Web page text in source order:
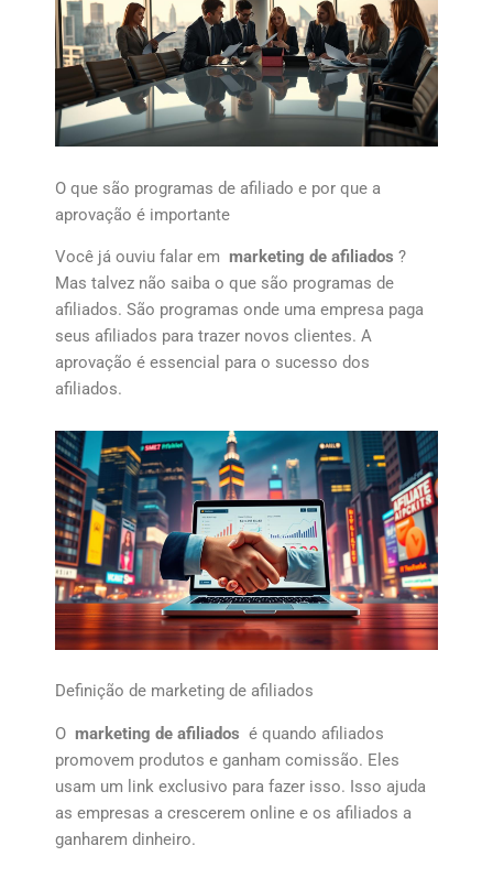
O que são programas de afiliado e por que a
aprovação é importante
Você já ouviu falar em marketing de afiliados ?
Mas talvez não saiba o que são programas de
afiliados. São programas onde uma empresa paga
seus afiliados para trazer novos clientes. A
aprovação é essencial para o sucesso dos
afiliados.
Definição de marketing de afiliados
O marketing de afiliados é quando afiliados
promovem produtos e ganham comissão. Eles
usam um link exclusivo para fazer isso. Isso ajuda
as empresas a crescerem online e os afiliados a
ganharem dinheiro.